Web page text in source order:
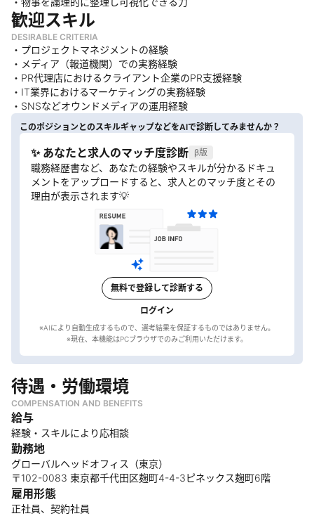
歓迎スキル
DESIRABLE CRITERIA
・プロジェクトマネジメントの経験
・メディア（報道機関）での実務経験
・PR代理店におけるクライアント企業のPR支援経験
・IT業界におけるマーケティングの実務経験
・SNSなどオウンドメディアの運用経験
このポジションとのスキルギャップなどをAIで診断してみませんか？
✨ あなたと求人のマッチ度診断 β版
職務経歴書など、あなたの経験やスキルが分かるドキュ
メントをアップロードすると、求人とのマッチ度とその
理由が表示されます💡
無料で登録して診断する
ログイン
※AIにより自動生成するもので、選考結果を保証するものではありません。
待遇・労働環境
COMPENSATION AND BENEFITS
給与
経験・スキルにより応相談
勤務地
グローバルヘッドオフィス（東京）
〒102-0083 東京都千代田区麹町4-4-3ピネックス麹町6階
雇用形態
正社員、契約社員